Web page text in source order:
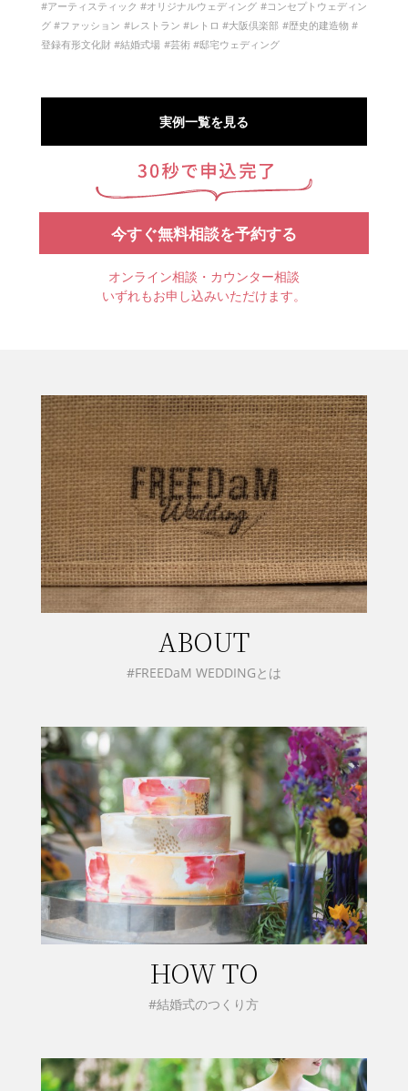
アーティスティック オリジナルウェディング
コンセプトウェディン
グ
ファッション レストラン レトロ 大阪倶楽部
歴史的建造物
登録有形文化財
結婚式場 芸術 邸宅ウェディング
実例一覧を見る
今すぐ無料相談を予約する
オンライン相談・カウンター相談
いずれもお申し込みいただけます。
ABOUT
#FREEDaM WEDDINGとは
HOW TO
#結婚式のつくり方